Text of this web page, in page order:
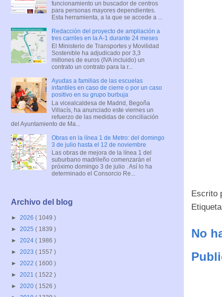
Escrito
No
funcionamiento un buscador de centros
para personas mayores dependientes.
Esta herramienta, a la que se accede a ...
Redacción del proyecto de ampliación a
tres carriles en la A-1 durante 24 meses
El Ministerio de Transportes y Movilidad
Sostenible ha adjudicado por 3,3
millones de euros (IVA incluido) un
contrato un contrato para la r...
Ayudas a familias de las escuelas
infantiles en caso de cierre o por un caso
positivo en su grupo burbuja
La vicealcaldesa de Madrid, Begoña
Villacís, ha anunciado este viernes un
refuerzo de las medidas de conciliación
del Ayuntamiento de Ma...
Obras en la línea 1 de Metro: del domingo
3 de julio hasta el 12 de noviembre
Las obras de mejora de la línea 1 del
suburbano madrileño comenzarán el
próximo domingo 3 de julio . Así lo ha
determinado el Consorcio Re...
Archivo del blog
► 2026 ( 1049 )
► 2025 ( 1839 )
► 2024 ( 1986 )
► 2023 ( 1557 )
► 2022 ( 1600 )
► 2021 ( 1522 )
► 2020 ( 1526 )